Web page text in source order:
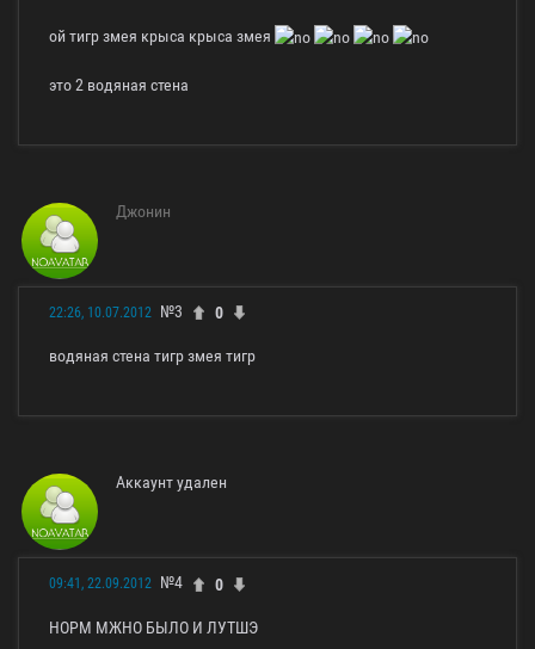
ой тигр змея крыса крыса змея
это 2 водяная стена
Джонин
22:26, 10.07.2012 №3 0
водяная стена тигр змея тигр
Аккаунт удален
09:41, 22.09.2012 №4 0
НОРМ МЖНО БЫЛО И ЛУТШЭ